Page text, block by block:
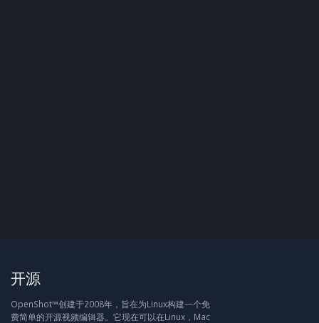
开源
OpenShot™创建于2008年，旨在为Linux构建一个免
费简单的开源视频编辑器。它现在可以在Linux，Mac